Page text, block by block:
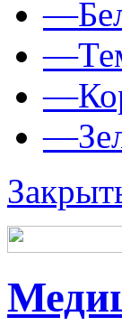
—
—
—
—